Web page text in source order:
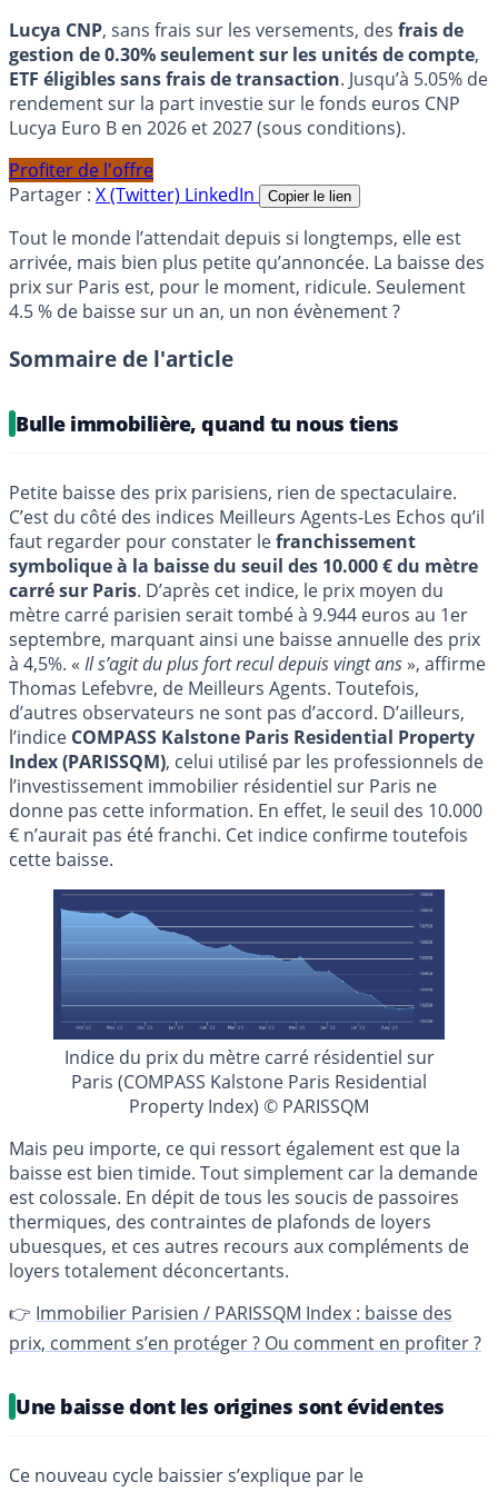
Lucya CNP, sans frais sur les versements, des frais de
gestion de 0.30% seulement sur les unités de compte,
ETF éligibles sans frais de transaction. Jusqu’à 5.05% de
rendement sur la part investie sur le fonds euros CNP
Lucya Euro B en 2026 et 2027 (sous conditions).
Profiter de l'offre
Partager : X (Twitter) LinkedIn Copier le lien
Tout le monde l’attendait depuis si longtemps, elle est
arrivée, mais bien plus petite qu’annoncée. La baisse des
prix sur Paris est, pour le moment, ridicule. Seulement
4.5 % de baisse sur un an, un non évènement ?
Sommaire de l'article
Bulle immobilière, quand tu nous tiens
Petite baisse des prix parisiens, rien de spectaculaire.
C’est du côté des indices Meilleurs Agents-Les Echos qu’il
faut regarder pour constater lefranchissement
symbolique à la baisse du seuil des 10.000 € du mètre
carré sur Paris. D’après cet indice, le prix moyen du
mètre carré parisien serait tombé à 9.944 euros au 1er
septembre, marquant ainsi une baisse annuelle des prix
à 4,5%. « Il s’agit du plus fort recul depuis vingt ans», affirme
Thomas Lefebvre, de Meilleurs Agents. Toutefois,
d’autres observateurs ne sont pas d’accord. D’ailleurs,
l’indice COMPASS Kalstone Paris Residential Property
Index (PARISSQM), celui utilisé par les professionnels de
l’investissement immobilier résidentiel sur Paris ne
donne pas cette information. En effet, le seuil des 10.000
€ n’aurait pas été franchi. Cet indice confirme toutefois
cette baisse.
Indice du prix du mètre carré résidentiel sur
Paris (COMPASS Kalstone Paris Residential
Property Index) © PARISSQM
Mais peu importe, ce qui ressort également est que la
baisse est bien timide. Tout simplement car la demande
est colossale. En dépit de tous les soucis de passoires
thermiques, des contraintes de plafonds de loyers
ubuesques, et ces autres recours aux compléments de
loyers totalement déconcertants.
👉 Immobilier Parisien / PARISSQM Index : baisse des
prix, comment s’en protéger ? Ou comment en profiter ?
Une baisse dont les origines sont évidentes
Ce nouveau cycle baissier s’explique par le